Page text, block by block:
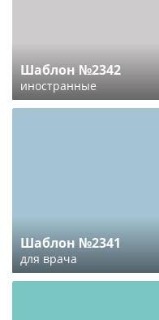
Шаблон №2342
иностранные
Шаблон №2341
для врача